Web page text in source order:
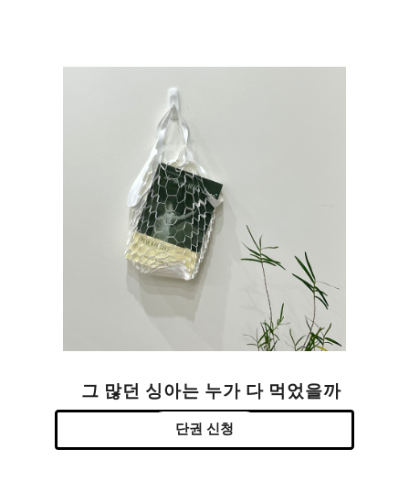
그 많던 싱아는 누가 다 먹었을까
단권 신청